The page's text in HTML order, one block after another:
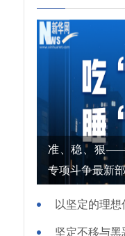
准、稳、狠
专项斗争最新